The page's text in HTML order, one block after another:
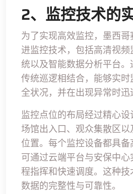
2、监控技术的
为了实现高效监控，墨西
进监控技术，包括高清视
统以及智能数据分析平台
传统巡逻相结合，能够实
全状况，并在出现异常时迅
监控点位的布局经过精心
场馆出入口、观众集散区
位置。每个监控设备都具
可通过云端平台与安保中
程指挥和快速调度。这种
数据的完整性与可靠性。